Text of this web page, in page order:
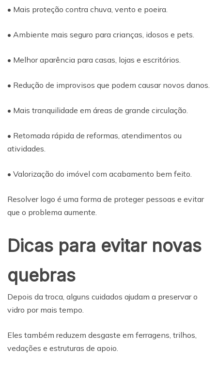
• Mais proteção contra chuva, vento e poeira.
• Ambiente mais seguro para crianças, idosos e pets.
• Melhor aparência para casas, lojas e escritórios.
• Redução de improvisos que podem causar novos danos.
• Mais tranquilidade em áreas de grande circulação.
• Retomada rápida de reformas, atendimentos ou
atividades.
• Valorização do imóvel com acabamento bem feito.
Resolver logo é uma forma de proteger pessoas e evitar
que o problema aumente.
Dicas para evitar novas
quebras
Depois da troca, alguns cuidados ajudam a preservar o
vidro por mais tempo.
Eles também reduzem desgaste em ferragens, trilhos,
vedações e estruturas de apoio.